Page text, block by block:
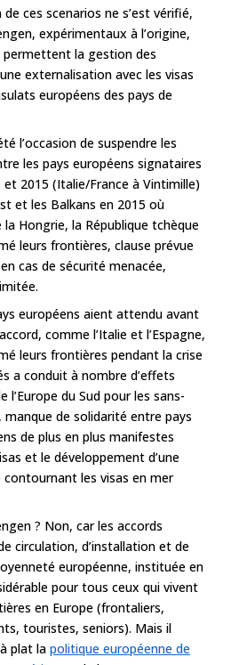
ces scenarios ne s’est vérifié,
expérimentaux à l’origine,
la gestion des
externalisation avec les visas
européens des pays de
l’occasion de suspendre les
les pays européens signataires
et 2015 (Italie/France à Vintimille)
et les Balkans en 2015 où
Hongrie, la République tchèque
leurs frontières, clause prévue
cas de sécurité menacée,
européens aient attendu avant
comme l’Italie et l’Espagne,
leurs frontières pendant la crise
a conduit à nombre d’effets
du Sud pour les sans-
manque de solidarité entre pays
de plus en plus manifestes
et le développement d’une
les visas en mer
? Non, car les accords
circulation, d’installation et de
européenne, instituée en
pour tous ceux qui vivent
en Europe (frontaliers,
touristes, seniors). Mais il
plat la politique européenne de